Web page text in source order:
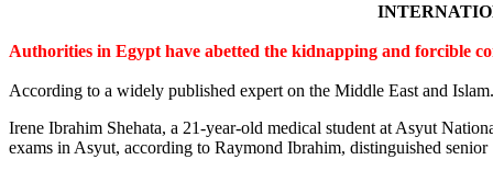
Authorities in Egypt have abetted the kidnapping and forcible
According to a widely published expert on the Middle East and Islam.
Irene Ibrahim Shehata, a 21-year-old medical student at Asyut
exams in Asyut, according to Raymond Ibrahim, distinguished